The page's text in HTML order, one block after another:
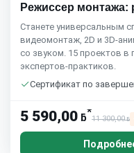
Режиссер
Станете универсальным
видеомонтаж, 2D и 3D-
со звуком. 15 проектов
экспертов-практиков.
Сертификат по
5 590,00 ƃ*
11 300,00ƃ